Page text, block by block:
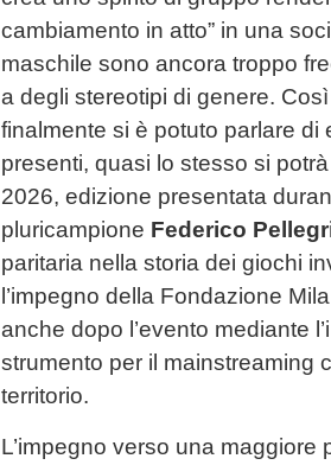
cambiamento in atto” in una
maschile sono ancora troppo
a degli stereotipi di genere.
finalmente si è potuto parlare di
presenti, quasi lo stesso si
2026, edizione presentata
pluricampione Federico
paritaria nella storia dei giochi
l’impegno della Fondazione
anche dopo l’evento mediante
strumento per il mainstreaming
territorio.
L’impegno verso una maggiore